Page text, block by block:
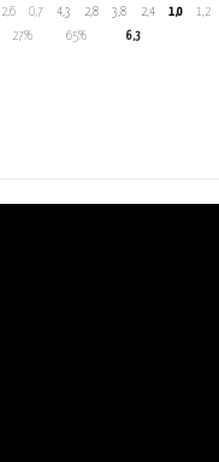
2,6 0,7 4,3 2,8 3,8 2,4 1,0 1,2
27% 65% 6,3